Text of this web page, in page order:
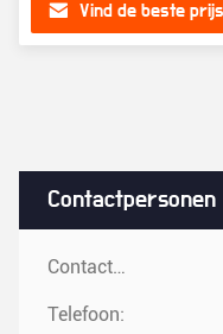
Contactpersonen
Contactpersonen:
Telefoon:
module M08R
M08RMA-04-STD
Vind de beste prijs